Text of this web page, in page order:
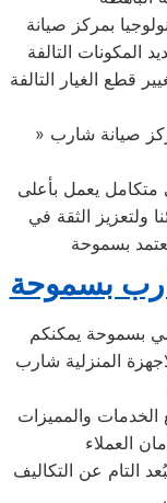
بمركز صيانة
التالفة
قطع الغيار التالفة
» توافر قطع غيار شارب الاصلية في مركز صيانة شارب
متكامل يعمل بأعلى
ولتعزيز الثقة في
بسموحة
بسموحة يمكنكم
المنزلية شارب
والمميزات
العملاء
التام عن التكاليف